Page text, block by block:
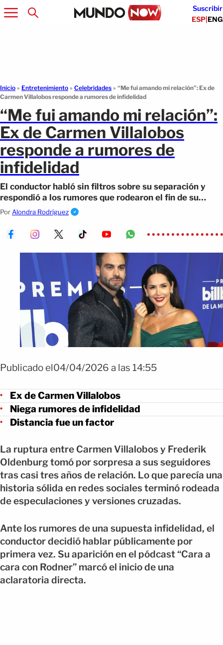
Suscribir
ESP|ENG
Inicio » Entretenimiento » Celebridades » “Me fui amando mi relación”: Ex de
Carmen Villalobos responde a rumores de infidelidad
“Me fui amando mi relación”:
Ex de Carmen Villalobos
responde a rumores de
infidelidad
El conductor habló sin filtros sobre su separación y
respondió a los rumores que rodearon el fin de su
romance.
Por Alondra Rodríguez
Publicado el04/04/2026 a las 14:55
Ex de Carmen Villalobos
Niega rumores de infidelidad
Distancia fue un factor
La ruptura entre Carmen Villalobos y Frederik
Oldenburg tomó por sorpresa a sus seguidores
tras casi tres años de relación. Lo que parecía una
historia sólida en redes sociales terminó rodeada
de especulaciones y versiones cruzadas.
Ante los rumores de una supuesta infidelidad, el
conductor decidió hablar públicamente por
primera vez. Su aparición en el pódcast “Cara a
cara con Rodner” marcó el inicio de una
aclaratoria directa.